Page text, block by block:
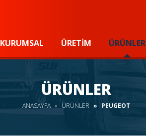
KURUMSAL ÜRETIM ÜRÜNLER
ÜRÜNLER
ANASAYFA ÜRÜNLER PEUGEOT